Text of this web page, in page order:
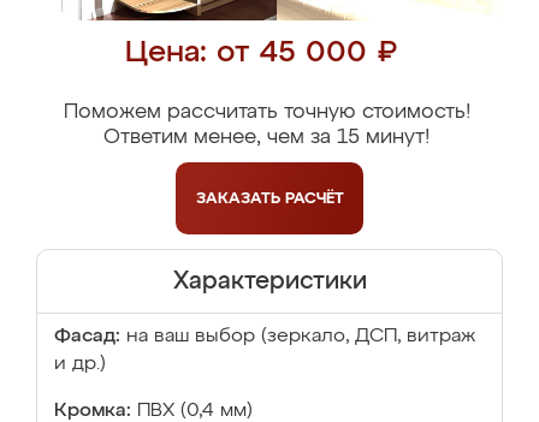
Цена: от 45 000 ₽
Поможем рассчитать точную стоимость!
Ответим менее, чем за 15 минут!
ЗАКАЗАТЬ РАСЧЁТ
Характеристики
Фасад: на ваш выбор (зеркало, ДСП, витраж
и др.)
Кромка: ПВХ (0,4 мм)